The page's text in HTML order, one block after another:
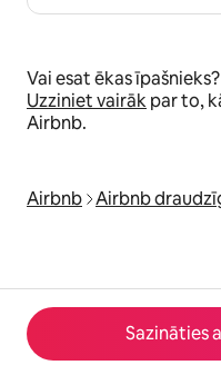
Sazināties
Vai esat ēkas īpašnieks?
Uzziniet vairākpar to,
Airbnb.
Airbnb Airbnb